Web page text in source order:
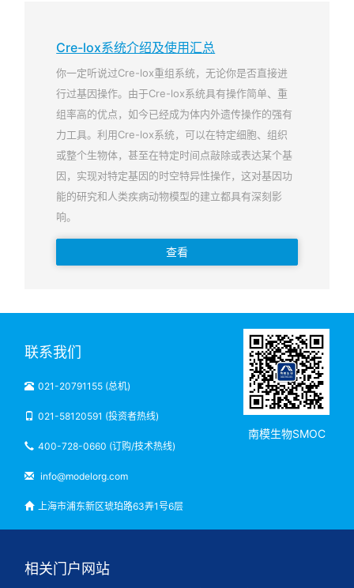
Cre-lox系统介绍及使用汇总
你一定听说过Cre-lox重组系统，无论你是否直接进
行过基因操作。由于Cre-lox系统具有操作简单、重
组率高的优点，如今已经成为体内外遗传操作的强有
力工具。利用Cre-lox系统，可以在特定细胞、组织
或整个生物体，甚至在特定时间点敲除或表达某个基
因，实现对特定基因的时空特异性操作，这对基因功
能的研究和人类疾病动物模型的建立都具有深刻影
响。
查看
联系我们
021-20791155 (总机)
021-58120591 (投资者热线)
400-728-0660 (订购/技术热线)
info@modelorg.com
上海市浦东新区琥珀路63弄1号6层
南模生物SMOC
相关门户网站